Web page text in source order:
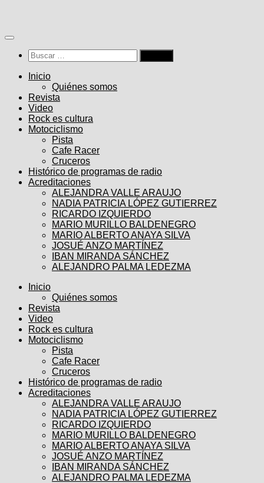
contenido
Buscar:
Inicio
Quiénes somos
Revista
Video
Rock es cultura
Motociclismo
Pista
Cafe Racer
Cruceros
Histórico de programas de radio
Acreditaciones
ALEJANDRA VALLE ARAUJO
NADIA PATRICIA LÓPEZ GUTIERREZ
RICARDO IZQUIERDO
MARIO MURILLO BALDENEGRO
MARIO ALBERTO ANAYA SILVA
JOSUÉ ANZO MARTÍNEZ
IBAN MIRANDA SÁNCHEZ
ALEJANDRO PALMA LEDEZMA
Inicio
Quiénes somos
Revista
Video
Rock es cultura
Motociclismo
Pista
Cafe Racer
Cruceros
Histórico de programas de radio
Acreditaciones
ALEJANDRA VALLE ARAUJO
NADIA PATRICIA LÓPEZ GUTIERREZ
RICARDO IZQUIERDO
MARIO MURILLO BALDENEGRO
MARIO ALBERTO ANAYA SILVA
JOSUÉ ANZO MARTÍNEZ
IBAN MIRANDA SÁNCHEZ
ALEJANDRO PALMA LEDEZMA